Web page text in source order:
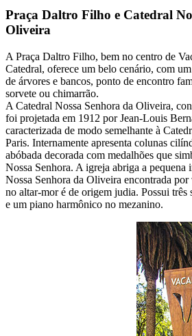
Praça Daltro Filho e Catedral
Oliveira
A Praça Daltro Filho, bem no centro de
Catedral, oferece um belo cenário, com
de árvores e bancos, ponto de encontro
sorvete ou chimarrão.
A Catedral Nossa Senhora da Oliveira,
foi projetada em 1912 por Jean-Louis
caracterizada de modo semelhante à
Paris. Internamente apresenta colunas
abóbada decorada com medalhões que
Nossa Senhora. A igreja abriga a pequena
Nossa Senhora da Oliveira encontrada
no altar-mor é de origem judia. Possui três
e um piano harmônico no mezanino.